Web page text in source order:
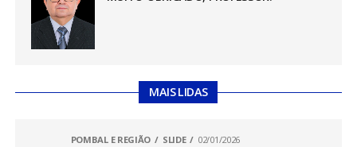
MAIS LIDAS
POMBAL E REGIÃO SLIDE 02/01/2026